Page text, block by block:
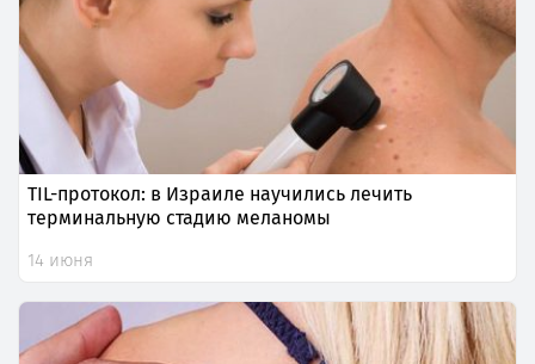
TIL-протокол: в Израиле научились лечить
терминальную стадию меланомы
14 июня